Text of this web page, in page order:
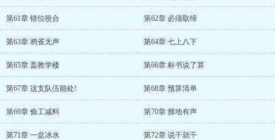
第61章 错位咬合 第62章 必须取缔
第63章 鸦雀无声 第64章 七上八下
第65章 盖教学楼 第66章 标书说了算
第67章 这支队伍能处! 第68章 预算清单
第69章 偷工减料 第70章 掷地有声
第71章 一盆冰水 第72章 说干就干